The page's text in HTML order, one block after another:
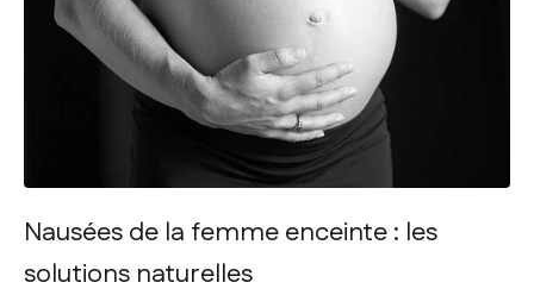
Nausées de la femme enceinte : les
solutions naturelles